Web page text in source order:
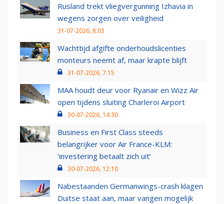
Rusland trekt vliegvergunning Izhavia in
wegens zorgen over veiligheid
31-07-2026, 8:03
Wachttijd afgifte onderhoudslicenties
monteurs neemt af, maar krapte blijft
31-07-2026, 7:15
MAA houdt deur voor Ryanair en Wizz Air
open tijdens sluiting Charleroi Airport
30-07-2026, 14:30
Business en First Class steeds
belangrijker voor Air France-KLM:
‘investering betaalt zich uit’
30-07-2026, 12:10
Nabestaanden Germanwings-crash klagen
Duitse staat aan, maar vangen mogelijk